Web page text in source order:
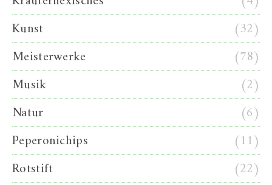
Kunst
(32)
Meisterwerke
(78)
Musik
(2)
Natur
(6)
Peperonichips
(11)
Rotstift
(22)